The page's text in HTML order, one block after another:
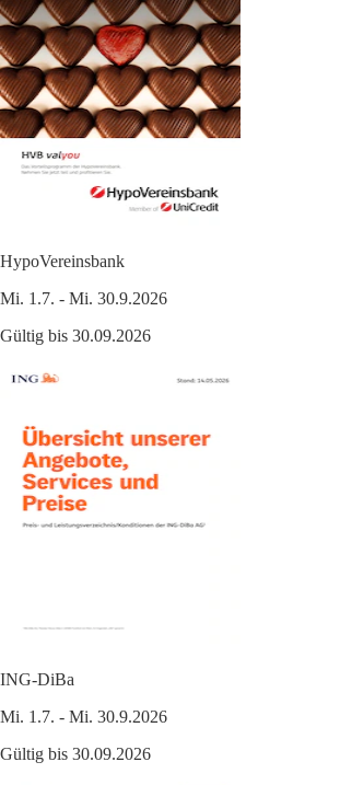
HypoVereinsbank
Mi. 1.7. - Mi. 30.9.2026
Gültig bis 30.09.2026
ING-DiBa
Mi. 1.7. - Mi. 30.9.2026
Gültig bis 30.09.2026